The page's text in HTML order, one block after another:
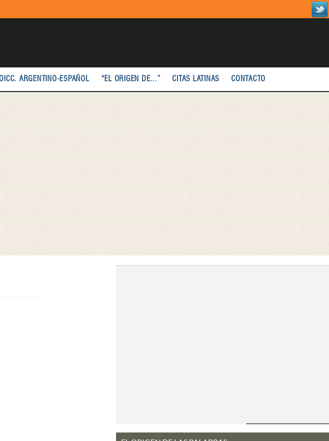
DICC. ARGENTINO-ESPAÑOL “EL ORIGEN DE...” CITAS LATINAS CONTACTO